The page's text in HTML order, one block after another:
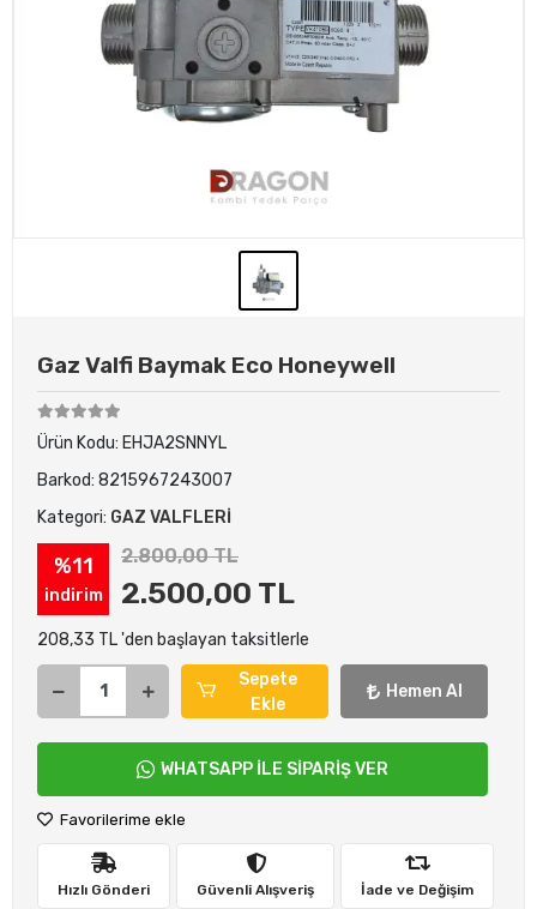
Gaz Valfi Baymak Eco Honeywell
Ürün Kodu: EHJA2SNNYL
Barkod: 8215967243007
Kategori: GAZ VALFLERİ
%11
indirim
2.800,00 TL
2.500,00 TL
208,33 TL 'den başlayan taksitlerle
Sepete
Ekle
Hemen Al
WHATSAPP İLE SİPARİŞ VER
Favorilerime ekle
Hızlı Gönderi Güvenli Alışveriş İade ve Değişim